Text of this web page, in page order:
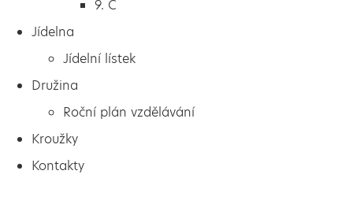
9. C
Jídelna
Jídelní lístek
Družina
Roční plán vzdělávání
Kroužky
Kontakty